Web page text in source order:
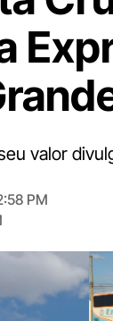
valor
PM
Digite
aqui
o
seu